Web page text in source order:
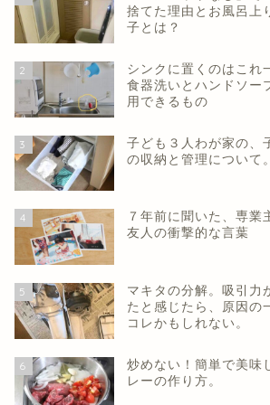
捨てた理由とお風呂上
子とは？
2
シンクに置くのはこれ
食器洗いとハンドソー
用できるもの
3
子ども３人わが家の、
の収納と管理について。
4
７年前に聞いた、専業
友人の衝撃的な言葉
5
マキタの分解。吸引力
たと感じたら、原因の
コレかもしれない。
6
炒めない！簡単で美味
レーの作り方。